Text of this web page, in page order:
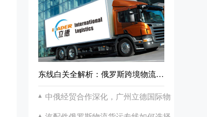
东线白关全解析：俄罗斯跨境物流的靠谱之选
中俄经贸合作深化，广州立德国际物流助力双